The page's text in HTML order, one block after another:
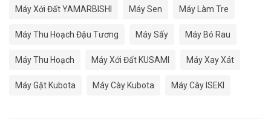
Máy Xới Đất YAMARBISHI Máy Sen Máy Làm Tre
Máy Thu Hoạch Đậu Tương Máy Sấy Máy Bó Rau
Máy Thu Hoạch Máy Xới Đất KUSAMI Máy Xay Xát
Máy Gặt Kubota Máy Cày Kubota Máy Cày ISEKI